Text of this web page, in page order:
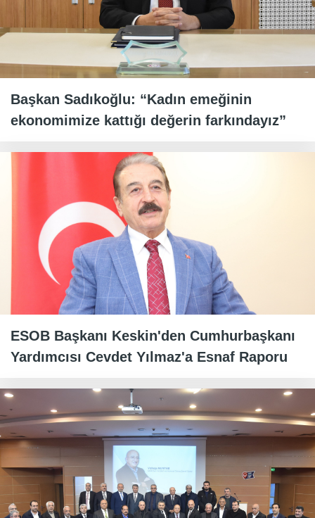
Başkan Sadıkoğlu: “Kadın emeğinin
ekonomimize kattığı değerin farkındayız”
ESOB Başkanı Keskin'den Cumhurbaşkanı
Yardımcısı Cevdet Yılmaz'a Esnaf Raporu